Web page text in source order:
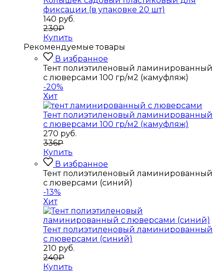
фиксации (в упаковке 20 шт)
140 руб.
230₽
Купить
Рекомендуемые товары
В избранное
Тент полиэтиленовый ламинированный
с люверсами 100 гр/м2 (камуфляж)
-20%
Хит
Тент полиэтиленовый ламинированный
с люверсами 100 гр/м2 (камуфляж)
270 руб.
336₽
Купить
В избранное
Тент полиэтиленовый ламинированный
с люверсами (синий)
-13%
Хит
Тент полиэтиленовый ламинированный
с люверсами (синий)
210 руб.
240₽
Купить